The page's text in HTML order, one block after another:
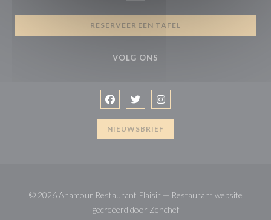
RESERVEER EEN TAFEL
VOLG ONS
Facebook ((opent in een nieuw
Twitter ((opent in een nieuw
Instagram ((opent in een
NIEUWSBRIEF
© 2026 Anamour Restaurant Plaisir — Restaurant website
gecreëerd door Zenchef((opent in een nieuw